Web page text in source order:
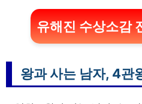
유해진 수상소감
왕과 사는 남자, 4관